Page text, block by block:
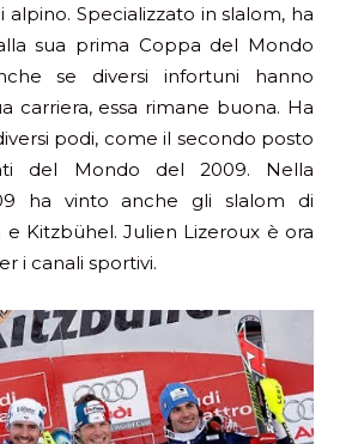
alpino. Specializzato in slalom, ha
sua prima Coppa del Mondo
se diversi infortuni hanno
carriera, essa rimane buona. Ha
podi, come il secondo posto
del Mondo del 2009. Nella
ha vinto anche gli slalom di
e Kitzbühel. Julien Lizeroux è ora
i canali sportivi.